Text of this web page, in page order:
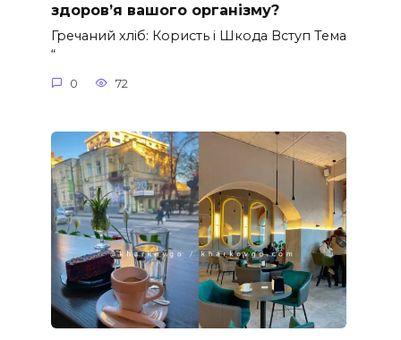
здоров’я вашого організму?
Гречаний хліб: Користь і Шкода Вступ Тема
“
0 72